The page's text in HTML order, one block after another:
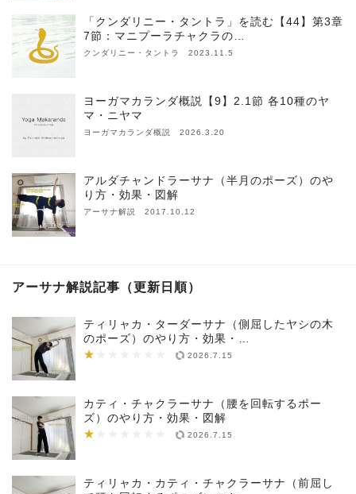
「クンダリニー・タントラ」を読む【44】第3章
7節：マニプーラチャクラの…
クンダリニー・タントラ 2023.11.5
ヨーガマカランダ概説【9】2.1節 各10種のヤ
マ・ニヤマ
ヨーガマカランダ概説 2026.3.20
アルダチャンドラーサナ（半月のポーズ）のや
り方・効果・図解
アーサナ解説 2017.10.12
アーサナ解説記事（更新日順）
ティリャカ・ターダーサナ（側屈したヤシの木
のポーズ）のやり方・効果・…
★
★★★★★★★ 2026.7.15
カティ・チャクラーサナ（腰を回転するポー
ズ）のやり方・効果・図解
★
★★★★★★★ 2026.7.15
ティリャカ・カティ・チャクラーサナ（前屈し